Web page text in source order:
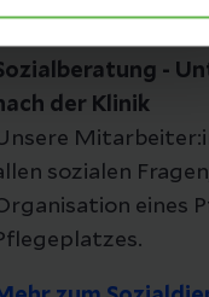
-
der Klinik
sozialen
eines